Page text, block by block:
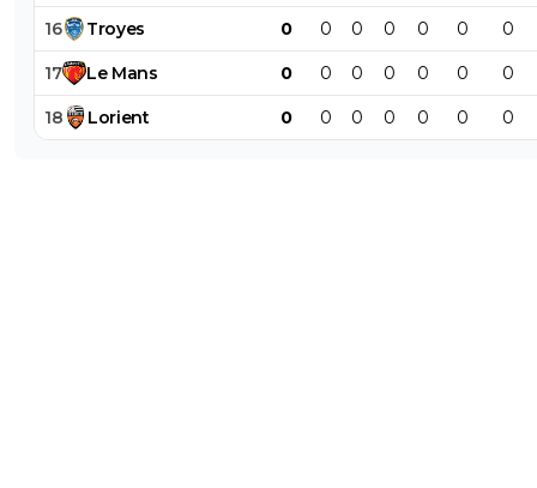
16 Troyes 0 0 0 0 0 0 0
17 Le Mans 0 0 0 0 0 0 0
18 Lorient 0 0 0 0 0 0 0